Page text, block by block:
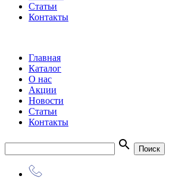
Статьи
Контакты
Главная
Каталог
О нас
Акции
Новости
Статьи
Контакты
search Поиск